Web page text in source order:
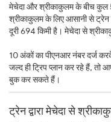
मेचेदा और श्रीकाकुलम के बीच
श्रीकाकुलम के लिए आसानी से
दूरी 694 किमी है। मेचेदा से
10 अंकों का पीएनआर नंबर दर्ज
जल्द ही ट्रिप प्लान कर रहे हैं, तो
बुक कर सकते हैं।
ट्रेन द्वारा मेचेदा से